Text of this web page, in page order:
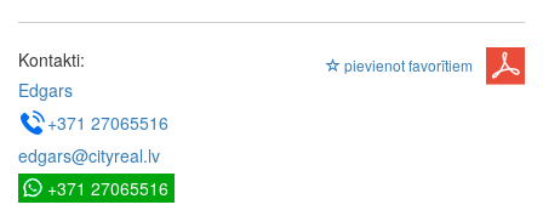
pievienot favorītiem
Kontakti:
Edgars
+371 27065516
edgars@cityreal.lv
+371 27065516